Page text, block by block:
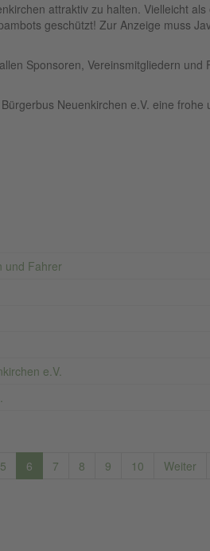
attraktiv zu halten. Vielleicht
geschützt! Zur Anzeige muss
Sponsoren, Vereinsmitgliedern
Neuenkirchen e.V. eine
und Fahrer
e.V.
5 6 7 8 9 10 Weiter